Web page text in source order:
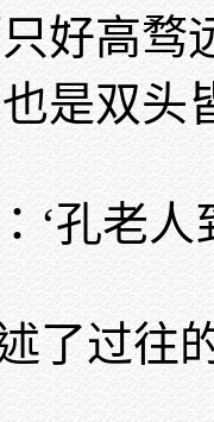
好高骛
是双头
‘孔老
了过往